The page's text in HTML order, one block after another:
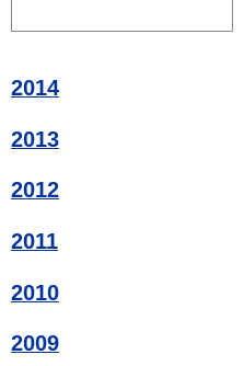
2014
2013
2012
2011
2010
2009